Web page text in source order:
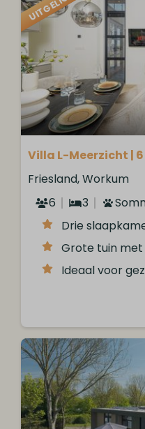
Villa L-Meerzicht | 6
Friesland, Workum
6
3
Drie
Grote tuin
Ideaal voor